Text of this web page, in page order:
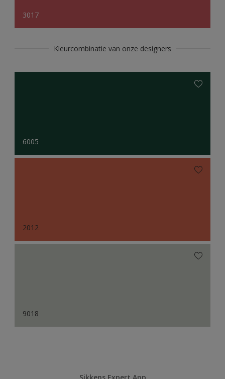
3017
Kleurcombinatie van onze designers
6005
2012
9018
Sikkens Expert App